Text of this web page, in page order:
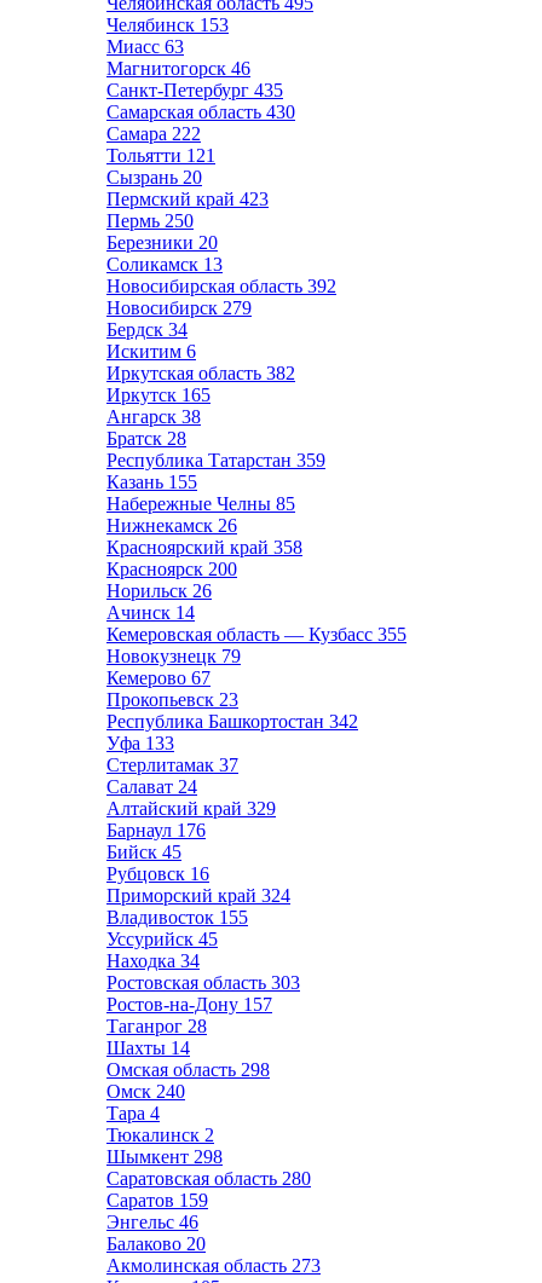
Челябинск 153
Миасс 63
Магнитогорск 46
Санкт-Петербург 435
Самарская область 430
Самара 222
Тольятти 121
Сызрань 20
Пермский край 423
Пермь 250
Березники 20
Соликамск 13
Новосибирская область 392
Новосибирск 279
Бердск 34
Искитим 6
Иркутская область 382
Иркутск 165
Ангарск 38
Братск 28
Республика Татарстан 359
Казань 155
Набережные Челны 85
Нижнекамск 26
Красноярский край 358
Красноярск 200
Норильск 26
Ачинск 14
Кемеровская область — Кузбасс 355
Новокузнецк 79
Кемерово 67
Прокопьевск 23
Республика Башкортостан 342
Уфа 133
Стерлитамак 37
Салават 24
Алтайский край 329
Барнаул 176
Бийск 45
Рубцовск 16
Приморский край 324
Владивосток 155
Уссурийск 45
Находка 34
Ростовская область 303
Ростов-на-Дону 157
Таганрог 28
Шахты 14
Омская область 298
Омск 240
Тара 4
Тюкалинск 2
Шымкент 298
Саратовская область 280
Саратов 159
Энгельс 46
Балаково 20
Акмолинская область 273